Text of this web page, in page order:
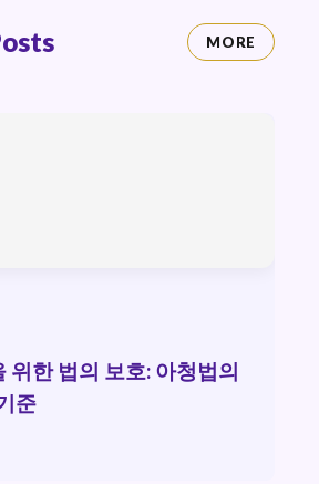
MORE
위한 법의 보호: 아청법의
준